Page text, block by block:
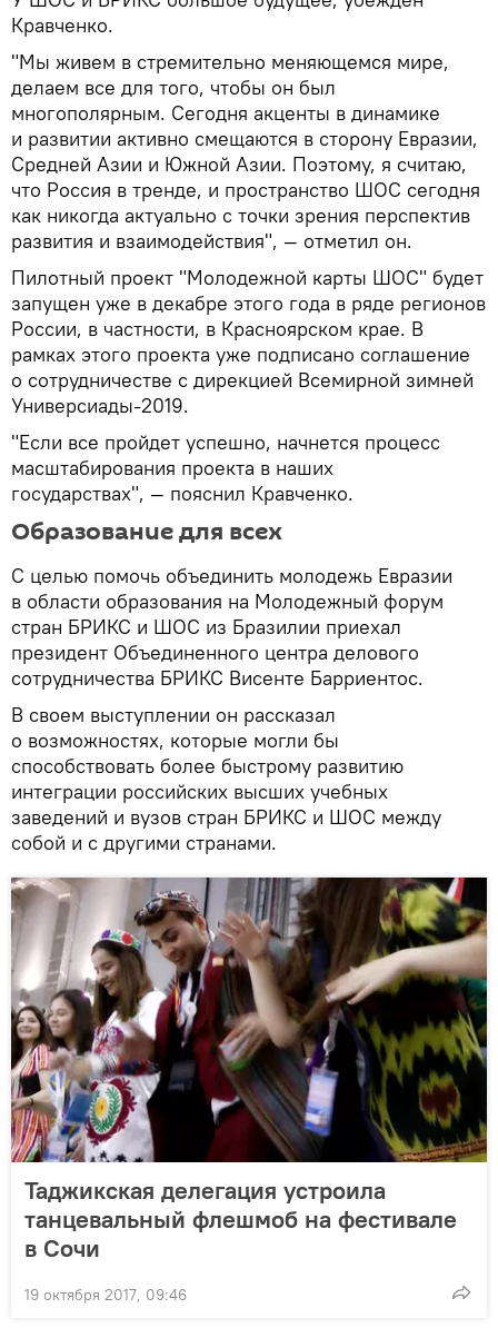
Кравченко.
"Мы живем в стремительно меняющемся мире,
делаем все для того, чтобы он был
многополярным. Сегодня акценты в динамике
и развитии активно смещаются в сторону Евразии,
Средней Азии и Южной Азии. Поэтому, я считаю,
что Россия в тренде, и пространство ШОС сегодня
как никогда актуально с точки зрения перспектив
развития и взаимодействия", — отметил он.
Пилотный проект "Молодежной карты ШОС" будет
запущен уже в декабре этого года в ряде регионов
России, в частности, в Красноярском крае. В
рамках этого проекта уже подписано соглашение
о сотрудничестве с дирекцией Всемирной зимней
Универсиады-2019.
"Если все пройдет успешно, начнется процесс
масштабирования проекта в наших
государствах", — пояснил Кравченко.
Образование для всех
С целью помочь объединить молодежь Евразии
в области образования на Молодежный форум
стран БРИКС и ШОС из Бразилии приехал
президент Объединенного центра делового
сотрудничества БРИКС Висенте Барриентос.
В своем выступлении он рассказал
о возможностях, которые могли бы
способствовать более быстрому развитию
интеграции российских высших учебных
заведений и вузов стран БРИКС и ШОС между
собой и с другими странами.
Таджикская делегация устроила
танцевальный флешмоб на фестивале
в Сочи
19 октября 2017, 09:46